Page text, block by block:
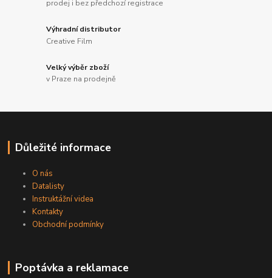
prodej i bez předchozí registrace
Výhradní distributor
Creative Film
Velký výběr zboží
v Praze na prodejně
Důležité informace
O nás
Datalisty
Instruktážní videa
Kontakty
Obchodní podmínky
Poptávka a reklamace